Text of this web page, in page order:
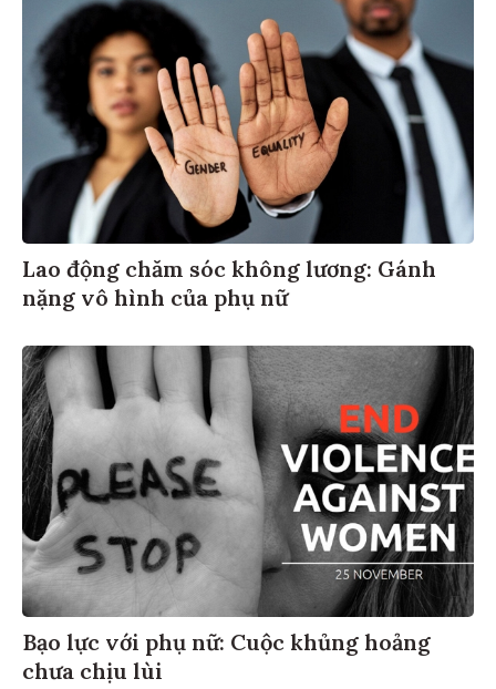
Lao động chăm sóc không lương: Gánh
nặng vô hình của phụ nữ
Bạo lực với phụ nữ: Cuộc khủng hoảng
chưa chịu lùi